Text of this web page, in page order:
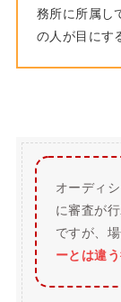
務所に所属し
の人が目にす
オーディ
に審査が行
ですが、
ーとは違